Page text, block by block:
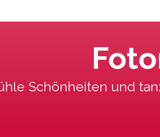
Schönheiten und